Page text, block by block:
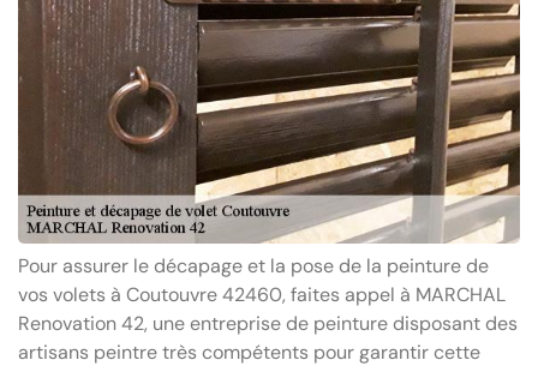
Pour assurer le décapage et la pose de la peinture de
vos volets à Coutouvre 42460, faites appel à MARCHAL
Renovation 42, une entreprise de peinture disposant des
artisans peintre très compétents pour garantir cette